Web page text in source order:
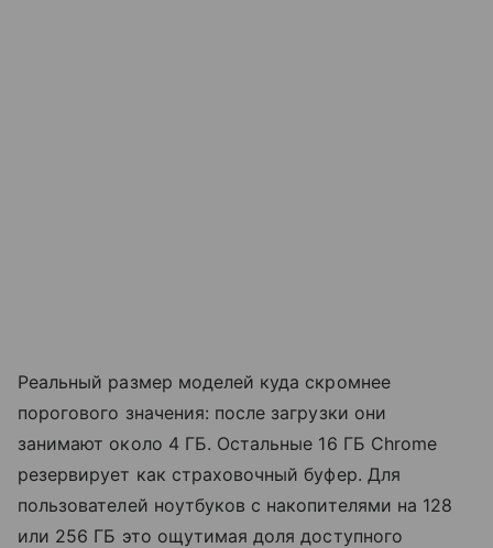
Реальный размер моделей куда скромнее
порогового значения: после загрузки они
занимают около 4 ГБ. Остальные 16 ГБ Chrome
резервирует как страховочный буфер. Для
пользователей ноутбуков с накопителями на 128
или 256 ГБ это ощутимая доля доступного